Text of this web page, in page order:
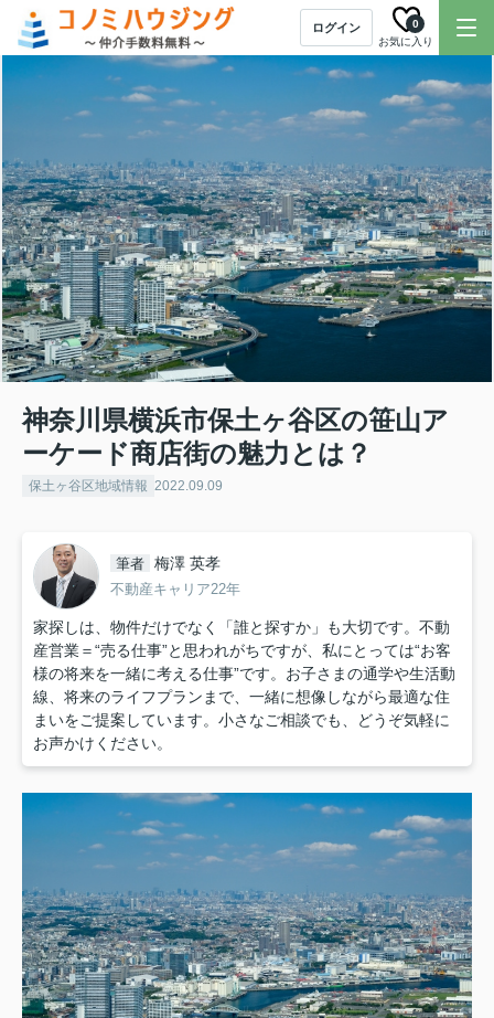
ログイン
お気に入り
0
神奈川県横浜市保土ヶ谷区の笹山ア
ーケード商店街の魅力とは？
保土ヶ谷区地域情報 2022.09.09
筆者 梅澤 英孝
不動産キャリア22年
家探しは、物件だけでなく「誰と探すか」も大切です。不動
産営業＝“売る仕事”と思われがちですが、私にとっては“お客
様の将来を一緒に考える仕事”です。お子さまの通学や生活動
線、将来のライフプランまで、一緒に想像しながら最適な住
まいをご提案しています。小さなご相談でも、どうぞ気軽に
お声かけください。